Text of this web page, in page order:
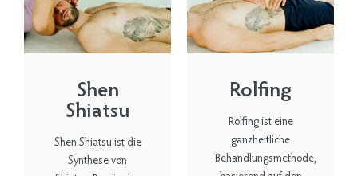
Shen
Shiatsu
Shen Shiatsu ist die
Synthese von
Rolfing
Rolfing ist eine
ganzheitliche
Behandlungsmethode,